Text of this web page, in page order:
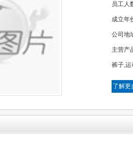
员工人
成立年
公司地
主营产
裤子,运
了解更